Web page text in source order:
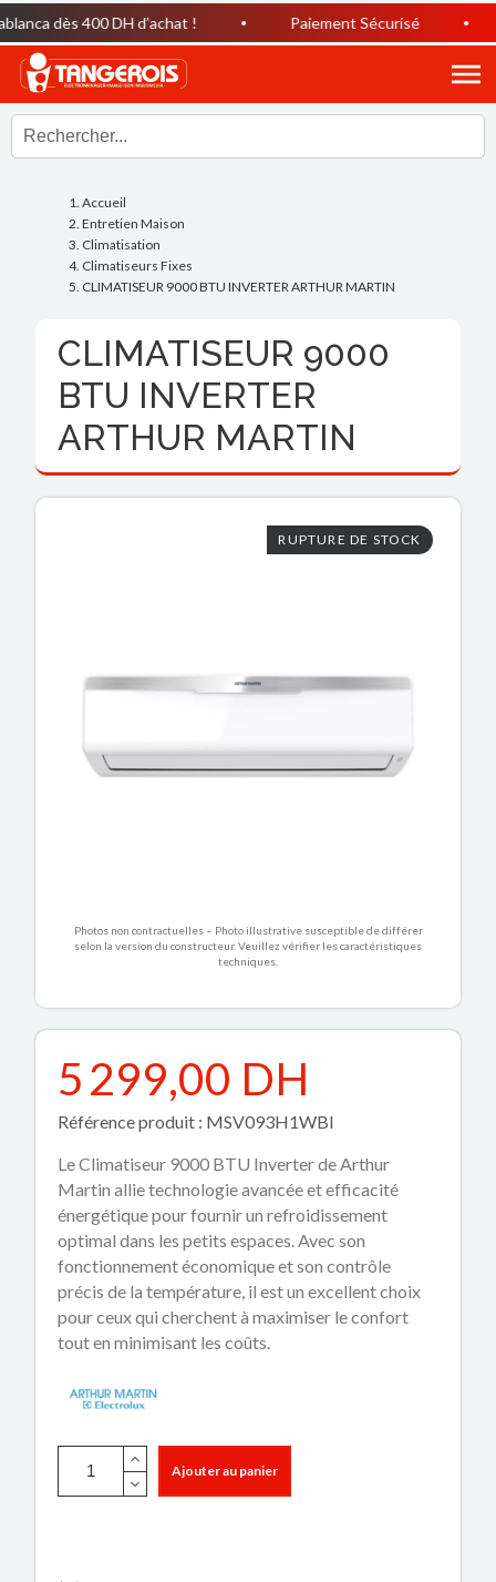
dès 400 DH d’achat ! Paiement Sécurisé
Accueil
Entretien Maison
Climatisation
Climatiseurs Fixes
CLIMATISEUR 9000 BTU INVERTER ARTHUR MARTIN
CLIMATISEUR 9000
BTU INVERTER
ARTHUR MARTIN
RUPTURE DE STOCK
Photos non contractuelles – Photo illustrative susceptible de différer
selon la version du constructeur. Veuillez vérifier les caractéristiques
techniques.
5 299,00 DH
Référence produit : MSV093H1WBI
Le Climatiseur 9000 BTU Inverter de Arthur
Martin allie technologie avancée et efficacité
énergétique pour fournir un refroidissement
optimal dans les petits espaces. Avec son
fonctionnement économique et son contrôle
précis de la température, il est un excellent choix
pour ceux qui cherchent à maximiser le confort
tout en minimisant les coûts.
Ajouter au panier